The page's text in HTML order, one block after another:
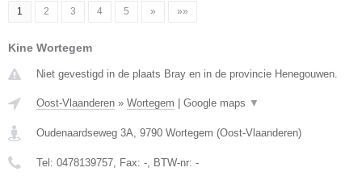
1 2 3 4 5 » »»
Kine Wortegem
Niet gevestigd in de plaats Bray en in de provincie Henegouwen.
Oost-Vlaanderen » Wortegem Google maps ▼
Oudenaardseweg 3A, 9790 Wortegem (Oost-Vlaanderen)
Tel: 0478139757, Fax: -, BTW-nr: -